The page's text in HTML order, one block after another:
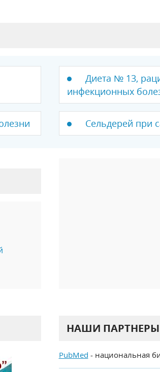
Диета № 13,
инфекционных
Сельдерей при
НАШИ ПАРТНЕРЫ
PubMed - национальная